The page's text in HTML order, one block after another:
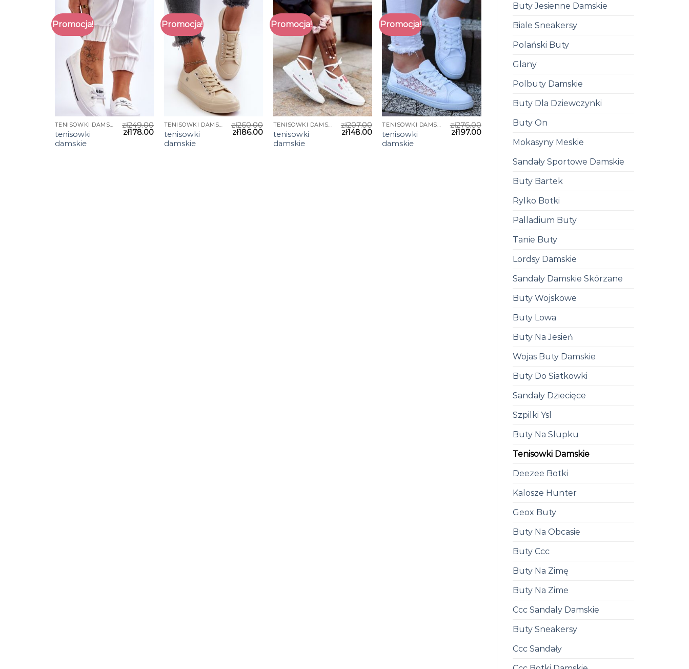
Buty Jesienne Damskie
Biale Sneakersy
Polański Buty
Glany
Polbuty Damskie
Buty Dla Dziewczynki
Buty On
Mokasyny Meskie
Sandały Sportowe Damskie
Buty Bartek
Rylko Botki
Palladium Buty
Tanie Buty
Lordsy Damskie
Sandały Damskie Skórzane
Buty Wojskowe
Buty Lowa
Buty Na Jesień
Wojas Buty Damskie
Buty Do Siatkowki
Sandały Dziecięce
Szpilki Ysl
Buty Na Slupku
Tenisowki Damskie
Deezee Botki
Kalosze Hunter
Geox Buty
Buty Na Obcasie
Buty Ccc
Buty Na Zimę
Buty Na Zime
Ccc Sandaly Damskie
Buty Sneakersy
Ccc Sandały
Promocja!
TENISOWKI DAMSKIE
tenisowki
damskie
zł249.00
zł178.00
Promocja!
TENISOWKI DAMSKIE
tenisowki
damskie
zł260.00
zł186.00
Promocja!
TENISOWKI DAMSKIE
tenisowki
damskie
zł207.00
zł148.00
Promocja!
TENISOWKI DAMSKIE
tenisowki
damskie
zł276.00
zł197.00